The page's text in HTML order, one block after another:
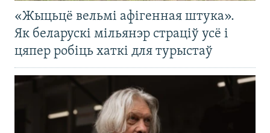
«Жыцьцё вельмі афігенная штука».
Як беларускі мільянэр страціў усё і
цяпер робіць хаткі для турыстаў